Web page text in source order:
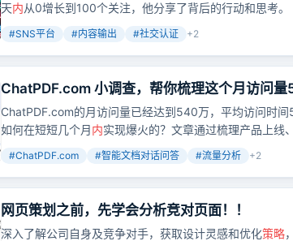
天内从0增长到100个关注，他分享了背后的行动和思考。
#SNS平台 #内容输出 #社交认证 +2
ChatPDF.com 小调查，帮你梳理这个月访问
ChatPDF.com的月访问量已经达到540万，平均访问时
如何在短短几个月内实现爆火的？文章通过梳理产品上线
#ChatPDF.com #智能文档对话问答 #流量分析 +2
网页策划之前，先学会分析竞对页面！！
深入了解公司自身及竞争对手，获取设计灵感和优化策略